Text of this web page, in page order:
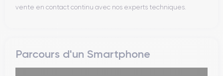
vente en contact continu avec nos experts techniques.
Parcours d'un Smartphone